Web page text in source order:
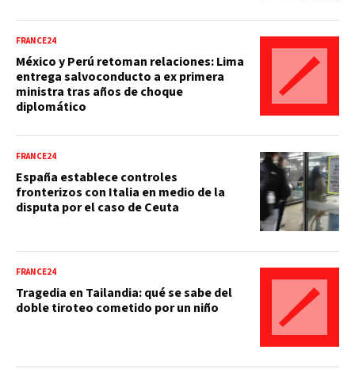
FRANCE24
México y Perú retoman relaciones: Lima
entrega salvoconducto a ex primera
ministra tras años de choque
diplomático
FRANCE24
España establece controles
fronterizos con Italia en medio de la
disputa por el caso de Ceuta
FRANCE24
Tragedia en Tailandia: qué se sabe del
doble tiroteo cometido por un niño